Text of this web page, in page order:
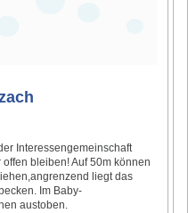
Interessengemeinschaft
bleiben! Auf 50m können
liegt das
Im Baby-
austoben.